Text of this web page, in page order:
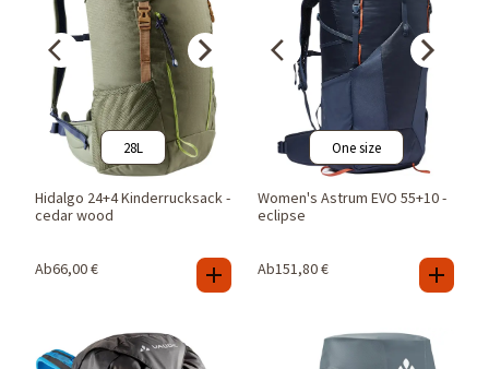
28L
Hidalgo 24+4 Kinderrucksack -
cedar wood
Ab66,00€
One size
Women's Astrum EVO 55+10 -
eclipse
Ab151,80€